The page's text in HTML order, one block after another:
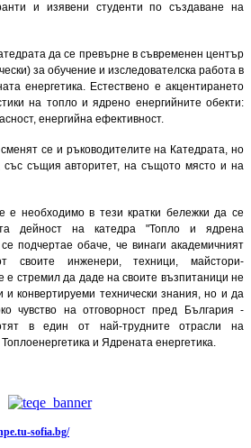
и изявени студенти по създаване на
да се превърне в съвременен център
за обучение и изследователска работа в
енергетика. Естествено е акцентирането
на топло и ядрено енергийните обекти:
енергийна ефективност.
се и ръководителите на Катедрата, но
същия авторитет, на същото място и на
в тези кратки бележки да се
дейност на катедра "Топло и ядрена
подчертае обаче, че винаги академичният
своите инженери, техници, майстори-
е стремил да даде на своите възпитаници не
и конвертируеми технически знания, но и да
чувство на отговорност пред България -
в един от най-трудните отрасли на
Топлоенергетика и Ядрената енергетика.
sofia.bg/